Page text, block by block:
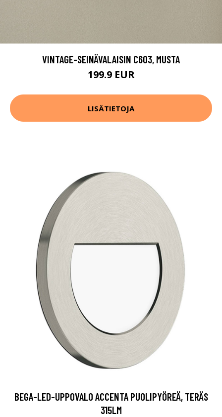
VINTAGE-SEINÄVALAISIN C603, MUSTA
199.9 EUR
LISÄTIETOJA
BEGA-LED-UPPOVALO ACCENTA PUOLIPYÖREÄ, TERÄS
315LM